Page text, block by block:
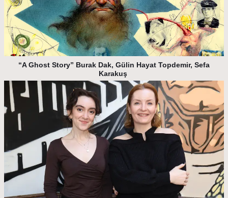
“A Ghost Story” Burak Dak, Gülin Hayat Topdemir, Sefa
Karakuş